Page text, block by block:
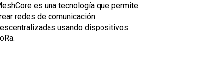
es una tecnología que permite
redes de comunicación
usando dispositivos